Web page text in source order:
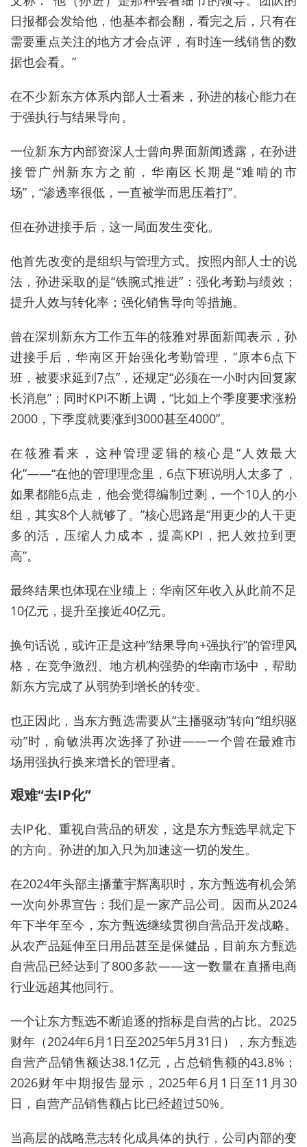
日报都会发给他，他基本都会翻，看完之后，只有在
需要重点关注的地方才会点评，有时连一线销售的数
据也会看。”
在不少新东方体系内部人士看来，孙进的核心能力在
于强执行与结果导向。
一位新东方内部资深人士曾向界面新闻透露，在孙进
接管广州新东方之前，华南区长期是“难啃的市
场”，“渗透率很低，一直被学而思压着打”。
但在孙进接手后，这一局面发生变化。
他首先改变的是组织与管理方式。按照内部人士的说
法，孙进采取的是“铁腕式推进”：强化考勤与绩效；
提升人效与转化率；强化销售导向等措施。
曾在深圳新东方工作五年的筱雅对界面新闻表示，孙
进接手后，华南区开始强化考勤管理，“原本6点下
班，被要求延到7点”，还规定“必须在一小时内回复家
长消息”；同时KPI不断上调，“比如上个季度要求涨粉
2000，下季度就要涨到3000甚至4000”。
在筱雅看来，这种管理逻辑的核心是“人效最大
化”——“在他的管理理念里，6点下班说明人太多了，
如果都能6点走，他会觉得编制过剩，一个10人的小
组，其实8个人就够了。”核心思路是“用更少的人干更
多的活，压缩人力成本，提高KPI，把人效拉到更
高”。
最终结果也体现在业绩上：华南区年收入从此前不足
10亿元，提升至接近40亿元。
换句话说，或许正是这种“结果导向+强执行”的管理风
格，在竞争激烈、地方机构强势的华南市场中，帮助
新东方完成了从弱势到增长的转变。
也正因此，当东方甄选需要从“主播驱动”转向“组织驱
动”时，俞敏洪再次选择了孙进——一个曾在最难市
场用强执行换来增长的管理者。
艰难“去IP化”
去IP化、重视自营品的研发，这是东方甄选早就定下
的方向。 孙进的加入只为加速这一切的发生。
在2024年头部主播董宇辉离职时，东方甄选有机会第
一次向外界宣告：我们是一家产品公司。因而从2024
年下半年至今，东方甄选继续贯彻自营品开发战略。
从农产品延伸至日用品甚至是保健品，目前东方甄选
自营品已经达到了800多款——这一数量在直播电商
行业远超其他同行。
一个让东方甄选不断追逐的指标是自营的占比。 2025
财年（2024年6月1日至2025年5月31日），东方甄选
自营产品销售额达38.1亿元，占总销售额的43.8%；
2026财年中期报告显示， 2025年6月1日至11月30
日，自营产品销售额占比已经超过50%。
当高层的战略意志转化成具体的执行，公司内部的变